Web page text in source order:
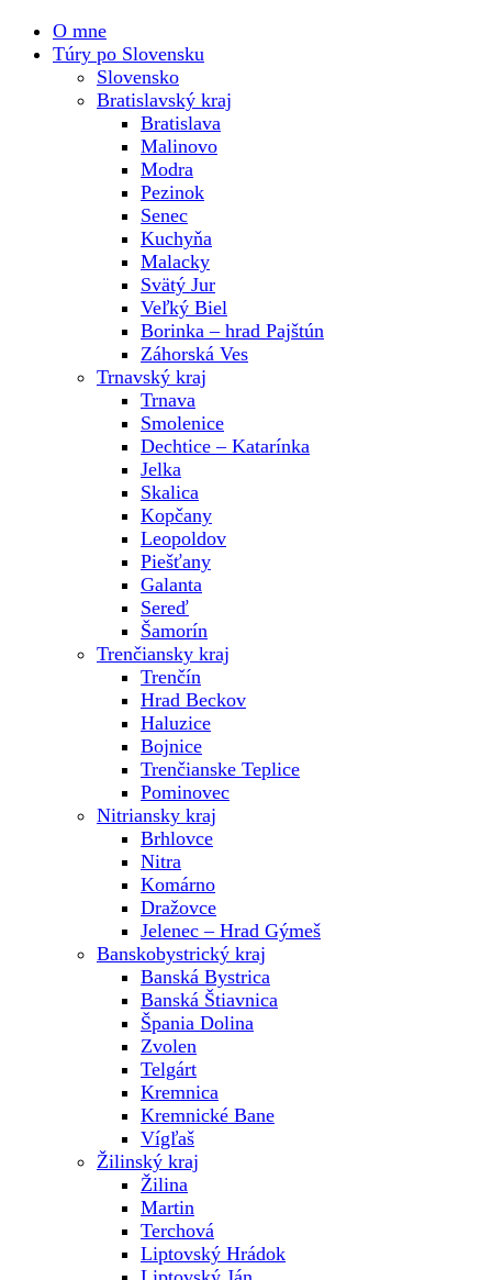
O mne
Túry po Slovensku
Slovensko
Bratislavský kraj
Bratislava
Malinovo
Modra
Pezinok
Senec
Kuchyňa
Malacky
Svätý Jur
Veľký Biel
Borinka – hrad Pajštún
Záhorská Ves
Trnavský kraj
Trnava
Smolenice
Dechtice – Katarínka
Jelka
Skalica
Kopčany
Leopoldov
Piešťany
Galanta
Sereď
Šamorín
Trenčiansky kraj
Trenčín
Hrad Beckov
Haluzice
Bojnice
Trenčianske Teplice
Pominovec
Nitriansky kraj
Brhlovce
Nitra
Komárno
Dražovce
Jelenec – Hrad Gýmeš
Banskobystrický kraj
Banská Bystrica
Banská Štiavnica
Špania Dolina
Zvolen
Telgárt
Kremnica
Kremnické Bane
Vígľaš
Žilinský kraj
Žilina
Martin
Terchová
Liptovský Hrádok